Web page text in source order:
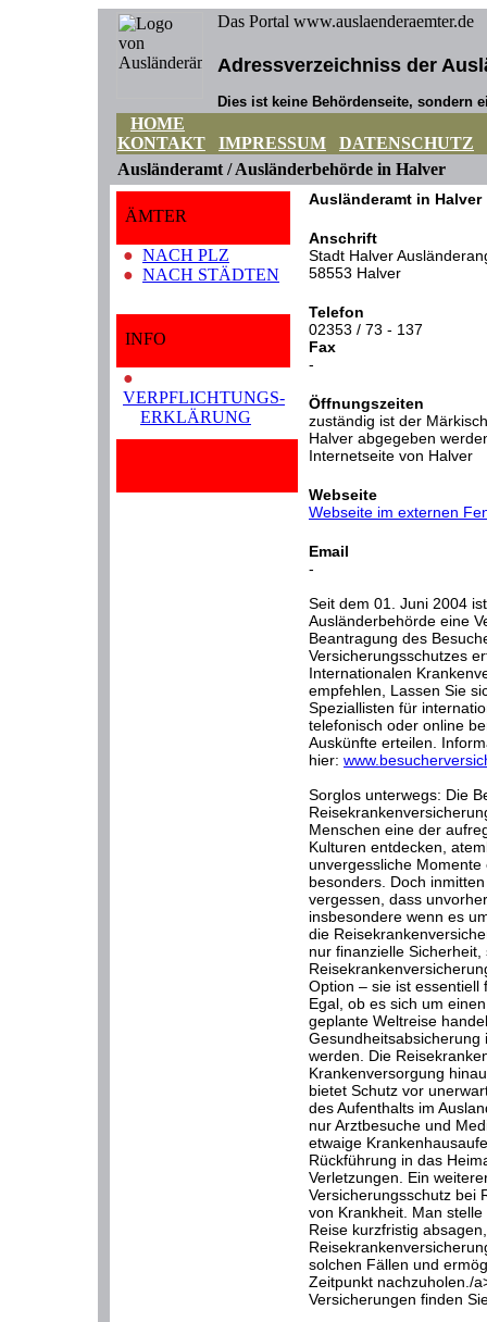
Das Portal www.auslaenderaemter.de
Adressverzeichniss der
Dies ist keine Behördenseite, sondern
HOME
KONTAKT
IMPRESSUM
DATENSCHUTZ
Ausländeramt / Ausländerbehörde in Halver
ÄMTER
● NACH PLZ
● NACH STÄDTEN
INFO
●
VERPFLICHTUNGS-
ERKLÄRUNG
Ausländeramt in Halver
Anschrift
Stadt Halver
58553 Halver
Telefon
02353 / 73 - 137
Fax
-
Öffnungszeiten
zuständig ist der
Halver abgegeben
Internetseite von Halver
Webseite
Webseite im externen
Email
-
Seit dem 01. Juni 2004
Ausländerbehörde eine
Beantragung des
Versicherungsschutzes
Internationalen
empfehlen, Lassen Sie
Speziallisten für
telefonisch oder online
Auskünfte erteilen.
hier:
Sorglos unterwegs: Die
Menschen eine der
Kulturen entdecken,
unvergessliche
besonders. Doch
vergessen, dass
insbesondere wenn es
die
nur finanzielle
Option – sie ist
Egal, ob es sich um
geplante Weltreise
Gesundheitsabsicherung
werden. Die
Krankenversorgung
bietet Schutz vor
des Aufenthalts im
nur Arztbesuche und
etwaige
Rückführung in das
Verletzungen. Ein
Versicherungsschutz bei
von Krankheit. Man
Reise kurzfristig
solchen Fällen und
Zeitpunkt nachzuholen./
Versicherungen finden